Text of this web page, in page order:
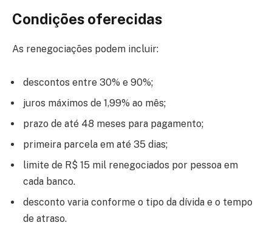
Condições oferecidas
As renegociações podem incluir:
descontos entre 30% e 90%;
juros máximos de 1,99% ao mês;
prazo de até 48 meses para pagamento;
primeira parcela em até 35 dias;
limite de R$ 15 mil renegociados por pessoa em
cada banco.
desconto varia conforme o tipo da dívida e o tempo
de atraso.